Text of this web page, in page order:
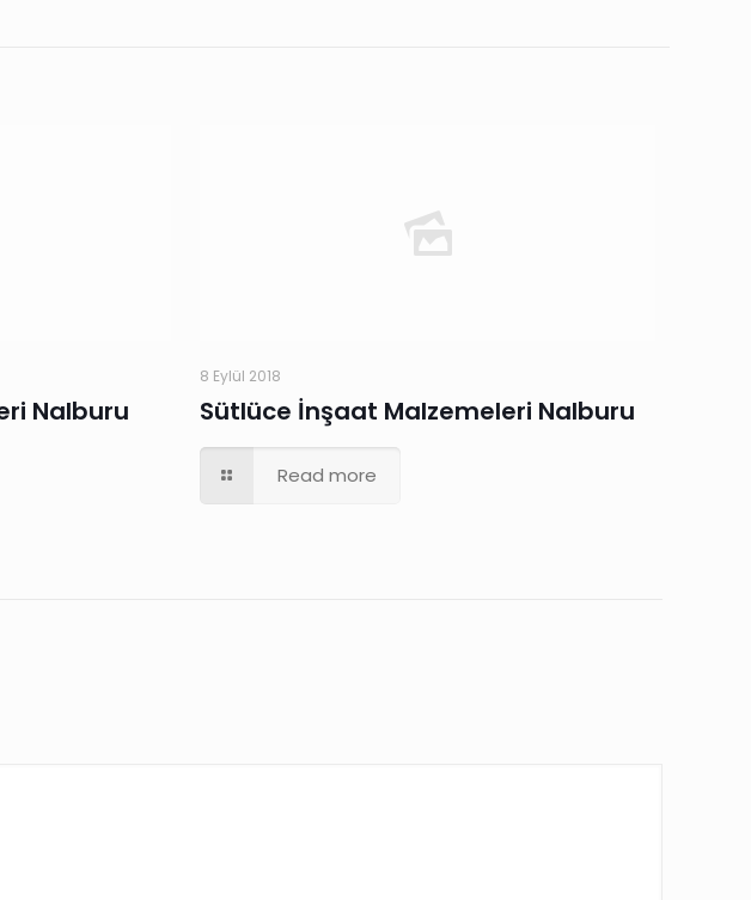
Nalburu
8 Eylül 2018
Sütlüce İnşaat Malzemeleri Nalburu
Read more